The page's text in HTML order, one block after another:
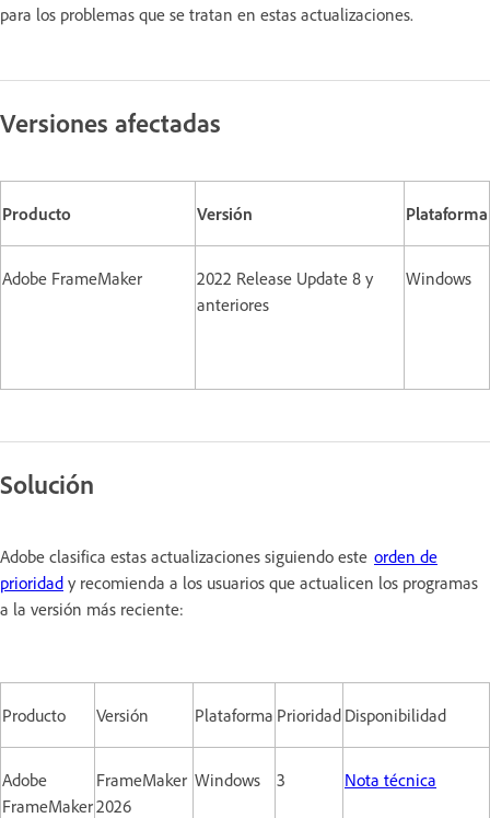
para los problemas que se tratan en estas actualizaciones.
Versiones afectadas
Producto Versión Plataforma
Adobe FrameMaker
2022 Release Update 8 y
anteriores
Windows
Solución
Adobe clasifica estas actualizaciones siguiendo este orden de
prioridad y recomienda a los usuarios que actualicen los programas
a la versión más reciente:
Producto Versión Plataforma Prioridad Disponibilidad
Adobe
FrameMaker
FrameMaker
2026
Windows 3 Nota técnica